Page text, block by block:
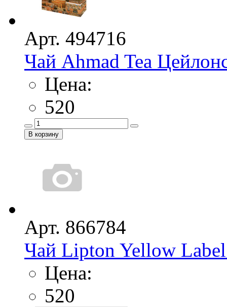
Арт. 494716
Чай Ahmad Tea
Цена:
520
Арт. 866784
Чай Lipton Yellow
Цена:
520